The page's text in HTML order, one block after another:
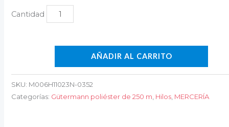
AÑADIR AL CARRITO
SKU: M006H11023N-0352
Categorías: Gütermann poliéster de 250 m Hilos MERCERÍA